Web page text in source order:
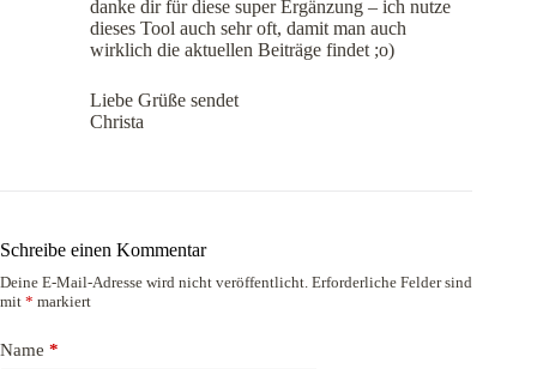
danke dir für diese super Ergänzung – ich nutze
dieses Tool auch sehr oft, damit man auch
wirklich die aktuellen Beiträge findet ;o)
Liebe Grüße sendet
Christa
Schreibe einen Kommentar
Deine E-Mail-Adresse wird nicht veröffentlicht. Erforderliche Felder sind
mit * markiert
Name *